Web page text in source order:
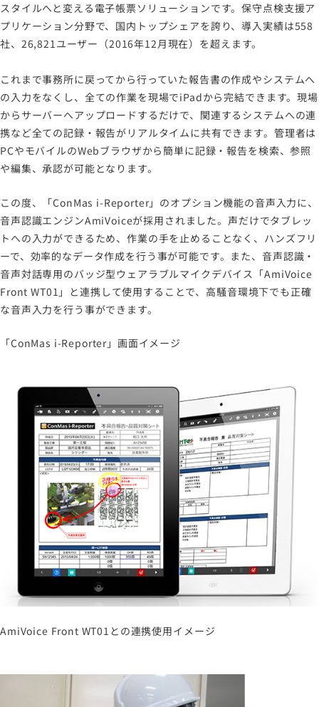
スタイルへと変える電子帳票ソリューションです。保守点検支援ア
プリケーション分野で、国内トップシェアを誇り、導入実績は558
社、26,821ユーザー（2016年12月現在）を超えます。
これまで事務所に戻ってから行っていた報告書の作成やシステムへ
の入力をなくし、全ての作業を現場でiPadから完結できます。現場
からサーバーへアップロードするだけで、関連するシステムへの連
携など全ての記録・報告がリアルタイムに共有できます。管理者は
PCやモバイルのWebブラウザから簡単に記録・報告を検索、参照
や編集、承認が可能となります。
この度、「ConMas i-Reporter」のオプション機能の音声入力に、
音声認識エンジンAmiVoiceが採用されました。声だけでタブレッ
トへの入力ができるため、作業の手を止めることなく、ハンズフリ
ーで、効率的なデータ作成を行う事が可能です。また、音声認識・
音声対話専用のバッジ型ウェアラブルマイクデバイス「AmiVoice
Front WT01」と連携して使用することで、高騒音環境下でも正確
な音声入力を行う事ができます。
「ConMas i-Reporter」画面イメージ
AmiVoice Front WT01との連携使用イメージ